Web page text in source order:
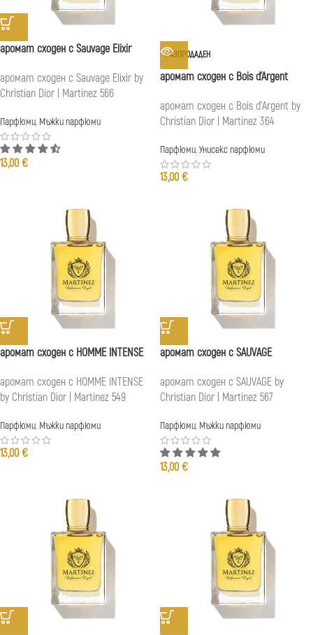
аромат сходен с Sauvage Elixir
аромат сходен с Sauvage Elixir by
Christian Dior | Martinez 566
Парфюми, Мъжки парфюми
13,00 €
РАЗПРОДАДЕН
аромат сходен с Bois d’Argent
аромат сходен с Bois d'Argent by
Christian Dior | Martinez 364
Парфюми,Унисекс парфюми
13,00 €
аромат сходен с HOMME INTENSE
аромат сходен с HOMME INTENSE
by Christian Dior | Martinez 549
Парфюми, Мъжки парфюми
13,00 €
аромат сходен с SAUVAGE
аромат сходен с SAUVAGE by
Christian Dior | Martinez 567
Парфюми, Мъжки парфюми
13,00 €